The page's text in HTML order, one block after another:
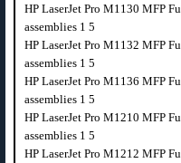
HP LaserJet Pro M1130 MFP
assemblies 1 5
HP LaserJet Pro M1132 MFP
assemblies 1 5
HP LaserJet Pro M1136 MFP
assemblies 1 5
HP LaserJet Pro M1210 MFP
assemblies 1 5
HP LaserJet Pro M1212 MFP